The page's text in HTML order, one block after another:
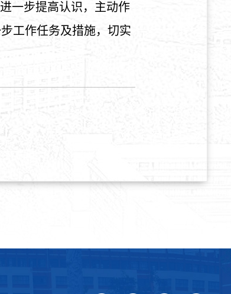
一步提高认识，主动作
工作任务及措施，切实